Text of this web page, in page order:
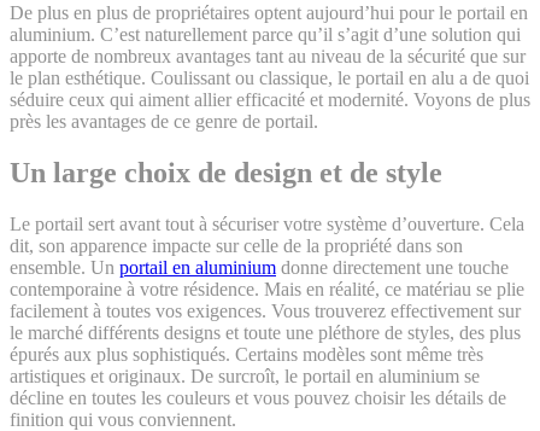
De plus en plus de propriétaires optent aujourd’hui pour le portail en
aluminium. C’est naturellement parce qu’il s’agit d’une solution qui
apporte de nombreux avantages tant au niveau de la sécurité que sur
le plan esthétique. Coulissant ou classique, le portail en alu a de quoi
séduire ceux qui aiment allier efficacité et modernité. Voyons de plus
près les avantages de ce genre de portail.
Un large choix de design et de style
Le portail sert avant tout à sécuriser votre système d’ouverture. Cela
dit, son apparence impacte sur celle de la propriété dans son
ensemble. Un portail en aluminium donne directement une touche
contemporaine à votre résidence. Mais en réalité, ce matériau se plie
facilement à toutes vos exigences. Vous trouverez effectivement sur
le marché différents designs et toute une pléthore de styles, des plus
épurés aux plus sophistiqués. Certains modèles sont même très
artistiques et originaux. De surcroît, le portail en aluminium se
décline en toutes les couleurs et vous pouvez choisir les détails de
finition qui vous conviennent.